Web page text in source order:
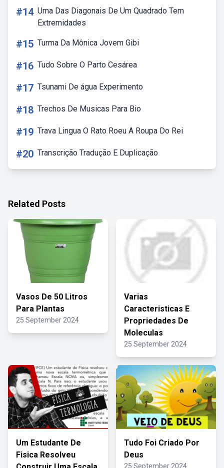
#14 Uma Das Diagonais De Um Quadrado Tem
Extremidades
#15 Turma Da Mônica Jovem Gibi
#16 Tudo Sobre O Parto Cesárea
#17 Tsunami De água Experimento
#18 Trechos De Musicas Para Bio
#19 Trava Lingua O Rato Roeu A Roupa Do Rei
#20 Transcrição Tradução E Duplicação
Related Posts
Vasos De 50 Litros
Para Plantas
25 September 2024
Varias
Caracteristicas E
Propriedades De
Moleculas
25 September 2024
Um Estudante De
Fisica Resolveu
Tudo Foi Criado Por
Deus
25 September 2024